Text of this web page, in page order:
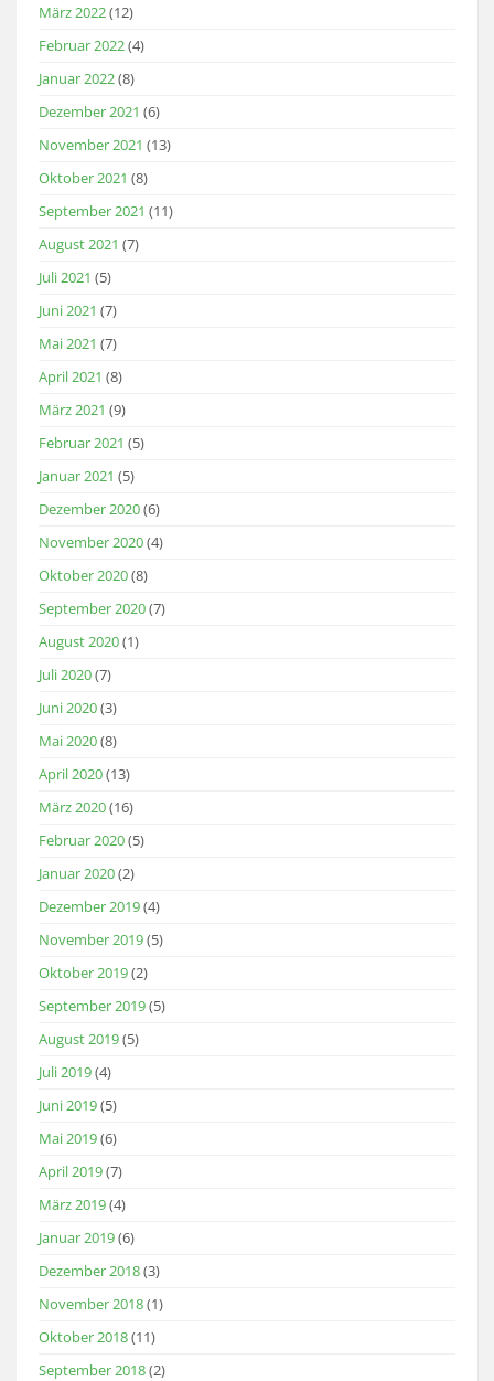
März 2022(12)
Februar 2022(4)
Januar 2022(8)
Dezember 2021 (6)
November 2021 (13)
Oktober 2021 (8)
September 2021 (11)
August 2021 (7)
Juli 2021 (5)
Juni 2021 (7)
Mai 2021 (7)
April 2021 (8)
März 2021 (9)
Februar 2021 (5)
Januar 2021 (5)
Dezember 2020(6)
November 2020(4)
Oktober 2020(8)
September 2020(7)
August 2020(1)
Juli 2020(7)
Juni 2020(3)
Mai 2020(8)
April 2020(13)
März 2020(16)
Februar 2020(5)
Januar 2020(2)
Dezember 2019(4)
November 2019(5)
Oktober 2019(2)
September 2019(5)
August 2019(5)
Juli 2019(4)
Juni 2019(5)
Mai 2019(6)
April 2019(7)
März 2019(4)
Januar 2019(6)
Dezember 2018(3)
November 2018(1)
Oktober 2018(11)
September 2018(2)